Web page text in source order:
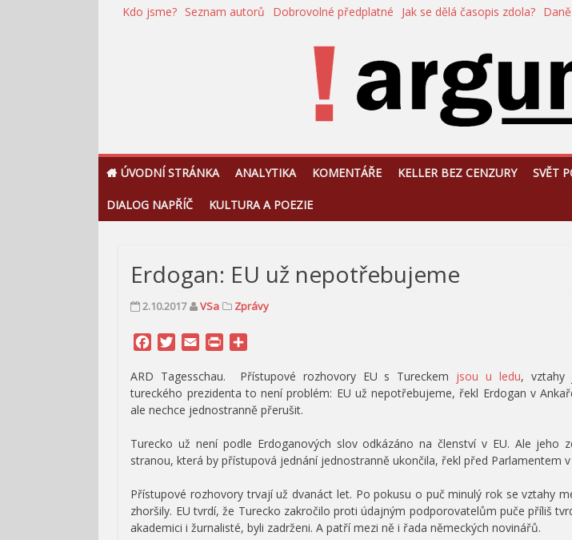
PřeskočitKdo jsme? Seznam autorů Dobrovolné předplatné Jak se dělá časopis zdola?
!Argument
ÚVODNÍ STRÁNKA ANALYTIKA KOMENTÁŘE KELLER BEZ CENZURY SVĚT
DIALOG NAPŘÍČ KULTURA A POEZIE
Erdogan: EU už nepotřebujeme
2.10.2017 VSa Zprávy
Facebook
Twitter
Email Print
ARD Tagesschau. Přístupové rozhovory EU s Tureckem jsou u ledu, vztahy
tureckého prezidenta to není problém: EU už nepotřebujeme, řekl Erdogan v
ale nechce jednostranně přerušit.
Turecko už není podle Erdoganových slov odkázáno na členství v EU. Ale jeho
stranou, která by přístupová jednání jednostranně ukončila, řekl před Parlamentem v
Přístupové rozhovory trvají už dvanáct let. Po pokusu o puč minulý rok se vztahy
zhoršily. EU tvrdí, že Turecko zakročilo proti údajným podporovatelům puče příliš
akademici i žurnalisté, byli zadrženi. A patří mezi ně i řada německých novinářů.